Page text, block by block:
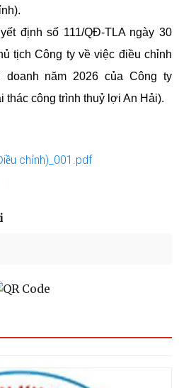
định số 111/QĐ-TLA ngày 30
tịch Công ty về việc điều chỉnh
doanh năm 2026 của Công ty
thác công trình thuỷ lợi An Hải).
chỉnh)_001.pdf